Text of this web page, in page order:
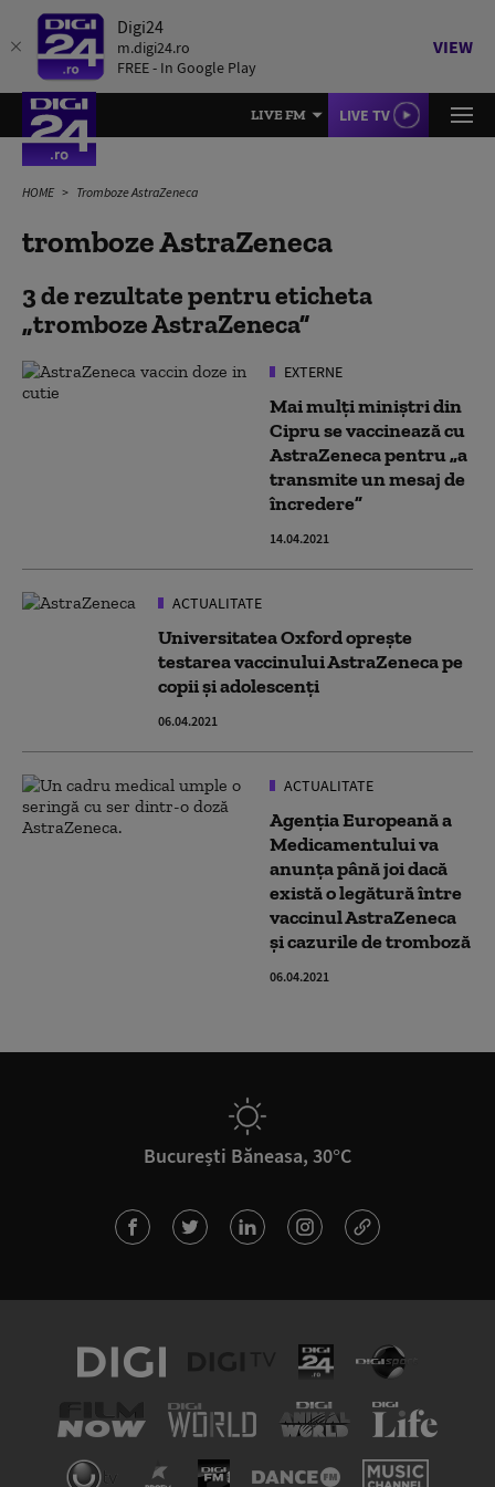
Digi24
m.digi24.ro
FREE - In Google Play
VIEW
LIVE FM LIVE TV
HOME Tromboze AstraZeneca
tromboze AstraZeneca
3 de rezultate pentru eticheta
tromboze AstraZeneca
EXTERNE
Mai mulți miniștri din
Cipru se vaccinează cu
AstraZeneca pentru „a
transmite un mesaj de
încredere”
14.04.2021
ACTUALITATE
Universitatea Oxford opreşte
testarea vaccinului AstraZeneca pe
copii şi adolescenţi
06.04.2021
ACTUALITATE
Agenţia Europeană a
Medicamentului va
anunţa până joi dacă
există o legătură între
vaccinul AstraZeneca
şi cazurile de tromboză
06.04.2021
București Băneasa, 30°C